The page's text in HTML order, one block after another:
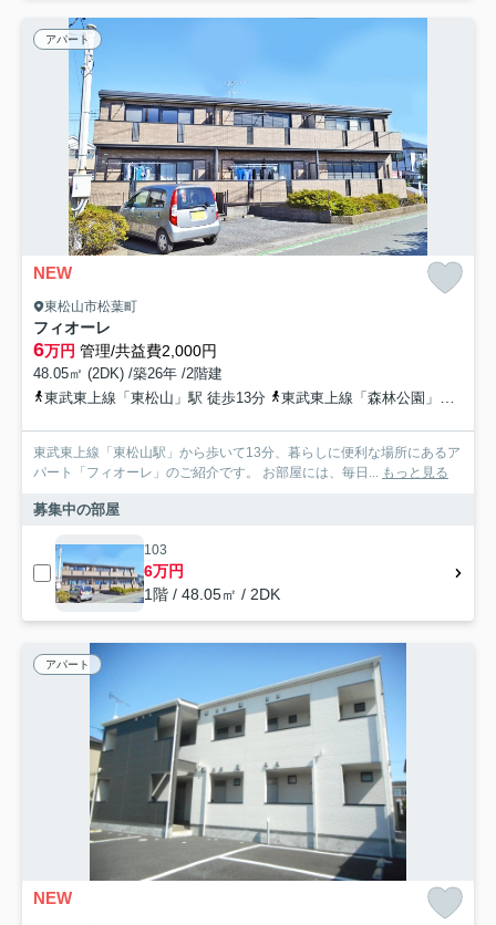
アパート
NEW
東松山市松葉町
フィオーレ
6万円 管理/共益費2,000円
48.05㎡ (2DK) /築26年 /2階建
東武東上線「東松山」駅 徒歩13分
東武東上線「森林公園」駅 徒歩26分
東武東上線「東松山駅」から歩いて13分、暮らしに便利な場所にあるア
パート「フィオーレ」のご紹介です。 お部屋には、毎日... もっと見る
募集中の部屋
103
6万円
1階 / 48.05㎡ / 2DK
アパート
NEW